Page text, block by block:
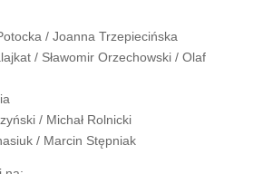
/ Joanna Trzepiecińska
/ Sławomir Orzechowski / Olaf
/ Michał Rolnicki
/ Marcin Stępniak